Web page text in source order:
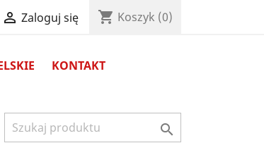
 Zaloguj się shopping_cart Koszyk (0)
KONTAKT
